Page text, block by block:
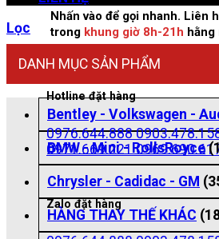
Nhấn vào để gọi nhanh. Liên
trong khung giờ 8h-21h hằng
Hotline đặt hàng
0976.644.888
0971.669.221
Zalo đặt hàng
Lọc
DANH MỤC SẢN PHẨM
Bentley - Volkswagen -
BMW - Mini - RollsRoyce
Chrysler - Cadidac - GM
HÀNG THAY THẾ KHÁC